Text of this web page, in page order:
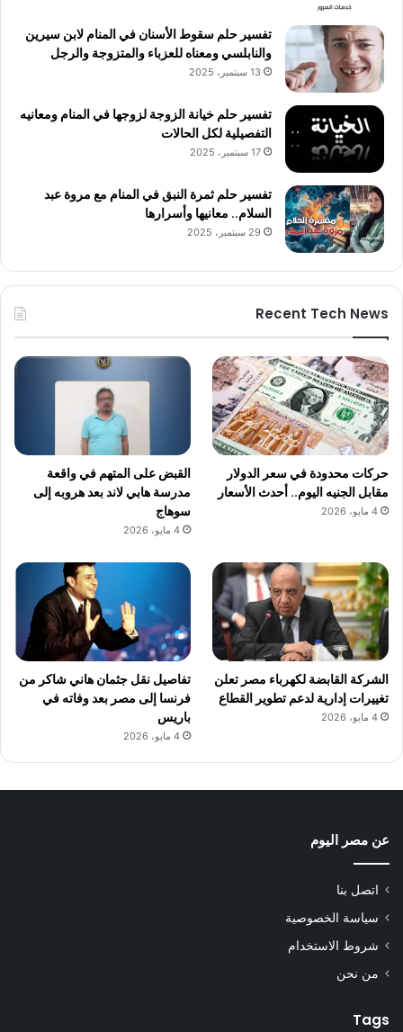
تفسير حلم سقوط الأسنان في المنام لابن سيرين
والنابلسي ومعناه للعزباء والمتزوجة والرجل
13 سبتمبر، 2025
تفسير حلم خيانة الزوجة لزوجها في المنام ومعانيه
التفصيلية لكل الحالات
17 سبتمبر، 2025
تفسير حلم ثمرة النبق في المنام مع مروة عبد
السلام.. معانيها وأسرارها
29 سبتمبر، 2025
Recent Tech News
حركات محدودة في سعر الدولار
مقابل الجنيه اليوم.. أحدث الأسعار
4 مايو، 2026
القبض على المتهم في واقعة
مدرسة هابي لاند بعد هروبه إلى
سوهاج
4 مايو، 2026
الشركة القابضة لكهرباء مصر تعلن
تغييرات إدارية لدعم تطوير القطاع
4 مايو، 2026
تفاصيل نقل جثمان هاني شاكر من
فرنسا إلى مصر بعد وفاته في
باريس
4 مايو، 2026
عن مصر اليوم
اتصل بنا
سياسة الخصوصية
شروط الاستخدام
من نحن
Tags